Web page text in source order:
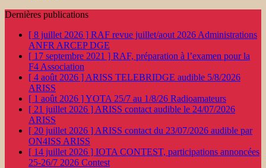
Dernières publications
[ 8 juillet 2026 ] RAF revue juillet/aout 2026 Administrations
ANFR ARCEP DGE
[ 17 septembre 2021 ] RAF, préparation à l’examen pour la
F4 Association
[ 4 août 2026 ] ARISS TELEBRIDGE audible 5/8/2026
ARISS
[ 1 août 2026 ]YOTA 25/7 au 1/8/26 Radioamateurs
[ 21 juillet 2026 ] ARISS contact audible le 24/07/2026
ARISS
[ 20 juillet 2026 ] ARISS contact du 23/07/2026 audible par
ON4ISS ARISS
[ 14 juillet 2026 ] IOTA CONTEST, participations annoncées
25-26/7 2026 Contest